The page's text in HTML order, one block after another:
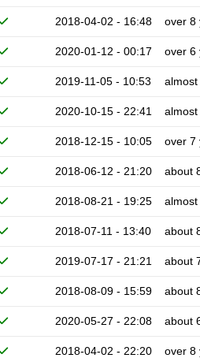
2018-04-02 - 16:48 over 8
2020-01-12 - 00:17 over 6
2019-11-05 - 10:53
2020-10-15 - 22:41
2018-12-15 - 10:05 over 7
2018-06-12 - 21:20 about
2018-08-21 - 19:25
2018-07-11 - 13:40 about
2019-07-17 - 21:21 about
2018-08-09 - 15:59 about
2020-05-27 - 22:08 about
2018-04-02 - 22:20 over 8